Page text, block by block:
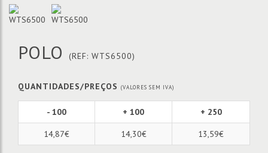
POLO (REF: WTS6500)
QUANTIDADES/PREÇOS (VALORES SEM IVA)
- 100 + 100 + 250
14,87€ 14,30€ 13,59€